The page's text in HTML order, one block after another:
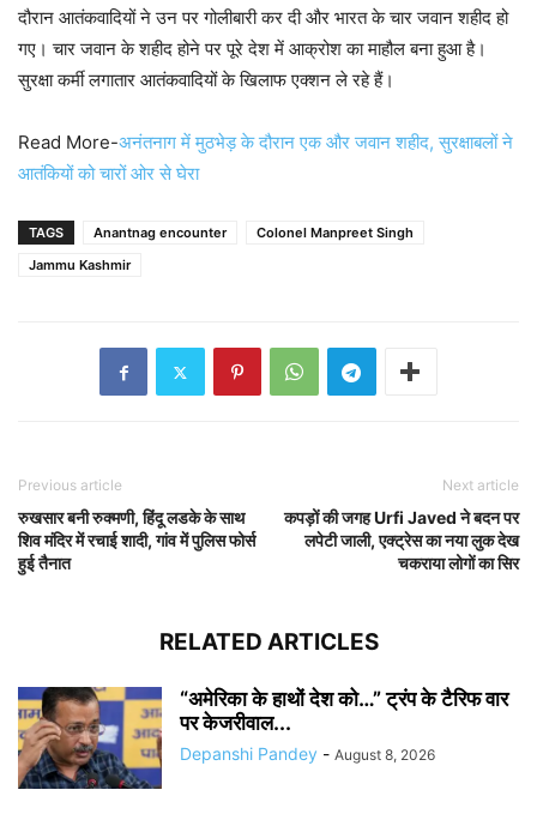
दौरान आतंकवादियों ने उन पर गोलीबारी कर दी और भारत के चार जवान शहीद हो
गए। चार जवान के शहीद होने पर पूरे देश में आक्रोश का माहौल बना हुआ है।
सुरक्षा कर्मी लगातार आतंकवादियों के खिलाफ एक्शन ले रहे हैं।
Read More-अनंतनाग में मुठभेड़ के दौरान एक और जवान शहीद, सुरक्षाबलों ने
आतंकियों को चारों ओर से घेरा
TAGS Anantnag encounter
Colonel Manpreet Singh
Jammu Kashmir
Previous article
रुखसार बनी रुक्मणी, हिंदू लडके के साथ
शिव मंदिर में रचाई शादी, गांव में पुलिस फोर्स
हुई तैनात
Next article
कपड़ों की जगह Urfi Javed ने बदन पर
लपेटी जाली, एक्ट्रेस का नया लुक देख
चकराया लोगों का सिर
RELATED ARTICLES
“अमेरिका के हाथों देश को…” ट्रंप के टैरिफ वार
पर केजरीवाल...
Depanshi Pandey - August 8, 2026